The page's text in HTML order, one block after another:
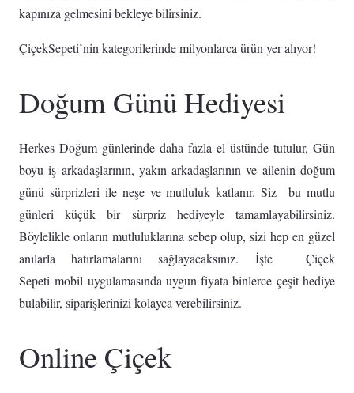
kapınıza gelmesini bekleye bilirsiniz.
ÇiçekSepeti’nin kategorilerinde milyonlarca ürün yer alıyor!
Doğum Günü Hediyesi
Herkes Doğum günlerinde daha fazla el üstünde tutulur, Gün
boyu iş arkadaşlarının, yakın arkadaşlarının ve ailenin doğum
günü sürprizleri ile neşe ve mutluluk katlanır. Siz bu mutlu
günleri küçük bir sürpriz hediyeyle tamamlayabilirsiniz.
Böylelikle onların mutluluklarına sebep olup, sizi hep en güzel
anılarla hatırlamalarını sağlayacaksınız. İşte Çiçek
Sepeti mobil uygulamasında uygun fiyata binlerce çeşit hediye
bulabilir, siparişlerinizi kolayca verebilirsiniz.
Online Çiçek